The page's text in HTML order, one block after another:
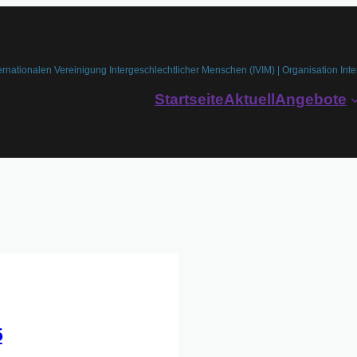
Vereinigung Intergeschlechtlicher Menschen (IVIM) | Organisation
StartseiteAktuellAngebote